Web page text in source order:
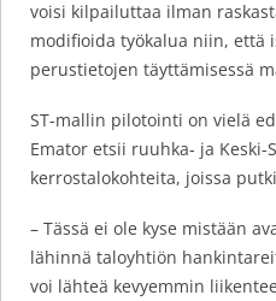
voisi kilpailuttaa ilman
modifioida työkalua niin, että
perustietojen täyttämisessä
ST-mallin pilotointi on vielä
Emator etsii ruuhka- ja
kerrostalokohteita, joissa
– Tässä ei ole kyse mistään
lähinnä taloyhtiön
voi lähteä kevyemmin